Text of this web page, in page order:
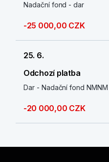
Nadační fond - dar
-25 000,00 CZK
25. 6.
Odchozí platba
Dar - Nadační fond NMNM
-20 000,00 CZK